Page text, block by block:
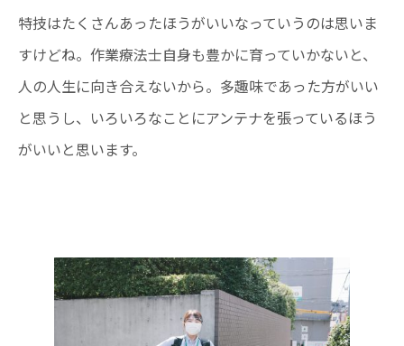
特技はたくさんあったほうがいいなっていうのは思いま
すけどね。作業療法士自身も豊かに育っていかないと、
人の人生に向き合えないから。多趣味であった方がいい
と思うし、いろいろなことにアンテナを張っているほう
がいいと思います。